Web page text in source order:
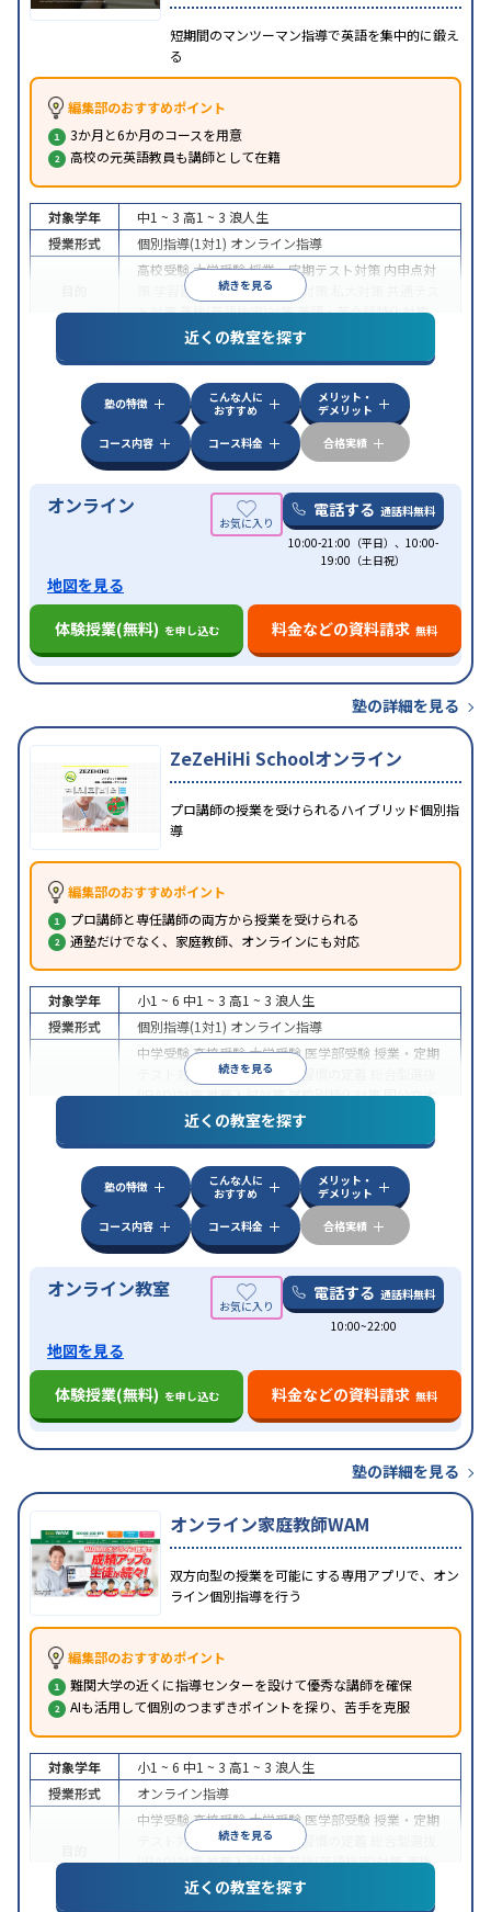
短期間のマンツーマン指導で英語を集中的に鍛え
る
編集部のおすすめポイント
3か月と6か月のコースを用意
高校の元英語教員も講師として在籍
続きを見る
対象学年 中1 ~ 3 高1 ~ 3 浪人生
授業形式
個別指導(1対1) オンライン指導
高校受験大学受験授業・定期テスト対策 内申点対
学習習慣の定着国公立大対策
ト対策英検(英語検定)対策英語・英会話特化対策
特徴
中高一貫校生に対応授業の振替可能
学習にPC・タブレットを利用オンライン対応1
科目から受講可能
近くの教室を探す
塾の特徴
こんな人に
おすすめ
メリット・
デメリット
コース内容
コース料金 合格実績
オンライン 電話する 通話料無料
10:00-21:00（平日）、10:00-
19:00（土日祝）
地図を見る
体験授業(無料) を申し込む 料金などの資料請求 無料
塾の詳細を見る
ZeZeHiHi Schoolオンライン
プロ講師の授業を受けられるハイブリッド個別指
導
編集部のおすすめポイント
プロ講師と専任講師の両方から授業を受けられる
通塾だけでなく、家庭教師、オンラインにも対応
続きを見る
対象学年 小1 ~ 6 中1 ~ 3 高1 ~ 3 浪人生
授業形式
個別指導(1対1) オンライン指導
中学受験高校受験大学受験 医学部受験 授業・定期
テスト対策
内申点対策 学習習慣の定着
(旧AO)対策推薦入試対策学校別特化対策国公立大
私大対策共通テスト対策
英語・英会話特化
特徴
中高一貫校生に対応授業の振替可能 不登校生に対
オンライン対応 1科目から受講可能季節講習の
みの受講可
自習室あり
近くの教室を探す
塾の特徴
こんな人に
おすすめ
メリット・
デメリット
コース内容
コース料金 合格実績
オンライン教室 電話する 通話料無料
10:00~22:00
地図を見る
体験授業(無料) を申し込む 料金などの資料請求 無料
塾の詳細を見る
オンライン家庭教師WAM
双方向型の授業を可能にする専用アプリで、オン
ライン個別指導を行う
編集部のおすすめポイント
難関大学の近くに指導センターを設けて優秀な講師を確保
AIも活用して個別のつまずきポイントを探り、苦手を克服
続きを見る
対象学年 小1 ~ 6 中1 ~ 3 高1 ~ 3 浪人生
授業形式
オンライン指導
中学受験高校受験大学受験 医学部受験 授業・定期
テスト対策
内申点対策 学習習慣の定着
(旧AO)対策推薦入試対策英検(英語検定)対策漢検
(漢字検定)対策
中高一貫校生に対応成績保証制度あり授業の振替
近くの教室を探す